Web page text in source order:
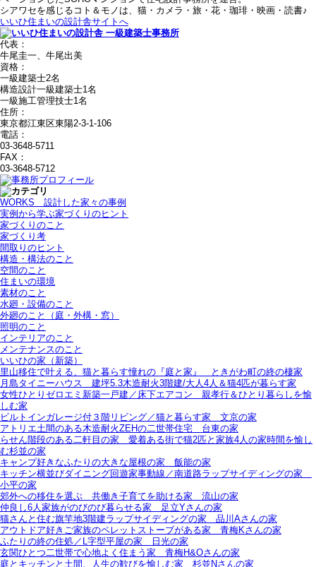
シアワセを感じるコト＆モノは、猫・カメラ・旅・花・珈琲・映画・読書♪
いいひ住まいの設計舎サイトへ
代表：
牛尾圭一、牛尾出美
資格：
一級建築士2名
構造設計一級建築士1名
一級施工管理技士1名
住所：
東京都江東区東陽2-3-1-106
電話：
03-3648-5711
FAX：
03-3648-5712
WORKS＿設計した家々の事例
実例から学ぶ家づくりのヒント
家づくりのこと
家づくり考
間取りのヒント
構造・構法のこと
空間のこと
住まいの環境
素材のこと
水廻・設備のこと
外廻のこと（庭・外構・窓）
照明のこと
インテリアのこと
メンテナンスのこと
いいひの家（新築）
里山移住で叶える、猫と暮らす憧れの『庭と家』＿ときがわ町の終の棲家
月島タイニーハウス＿建坪5.3木造耐火3階建/大人4人＆猫4匹が暮らす家
女性ひとりゼロエミ新築一戸建／床下エアコン＿親孝行＆ひとり暮らしを愉
しむ家
ビルトインガレージ付３階リビング／猫と暮らす家＿文京の家
アトリエ土間のある木造耐火ZEHの二世帯住宅＿台東の家
らせん階段のある二軒目の家＿愛着ある街で猫2匹と家族4人の家時間を愉し
む杉並の家
キャンプ好きなふたりの大きな屋根の家＿飯能の家
キッチン横並びダイニング回遊家事動線／南道路ラップサイディングの家＿
小平の家
郊外への移住を選ぶ＿共働き子育てを助ける家＿流山の家
仲良し6人家族がのびのび暮らせる家＿足立Yさんの家
猫さんと住む旗竿地3階建ラップサイディングの家＿品川Aさんの家
アウトドア好きご家族のペレットストーブがある家＿青梅Kさんの家
ふたりの終の住処／L字型平屋の家＿日光の家
玄関ひとつ二世帯で心地よく住まう家＿青梅H&Oさんの家
庭とキッチンと土間、人生の歓びを愉しむ家＿杉並Nさんの家